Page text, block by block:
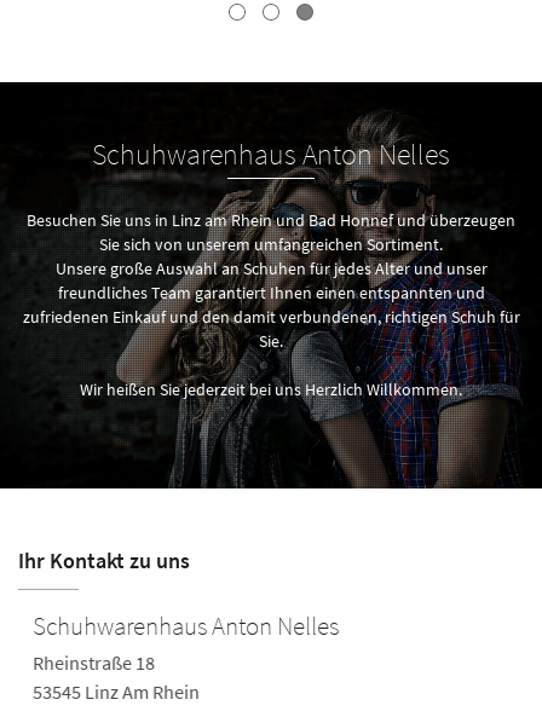
Schuhwarenhaus Anton Nelles
Besuchen Sie uns in Linz am Rhein und Bad Honnef und überzeugen
Sie sich von unserem umfangreichen Sortiment.
Unsere große Auswahl an Schuhen für jedes Alter und unser
freundliches Team garantiert Ihnen einen entspannten und
zufriedenen Einkauf und den damit verbundenen, richtigen Schuh für
Sie.
Wir heißen Sie jederzeit bei uns Herzlich Willkommen.
Ihr Kontakt zu uns
Schuhwarenhaus Anton Nelles
Rheinstraße 18
53545 Linz Am Rhein